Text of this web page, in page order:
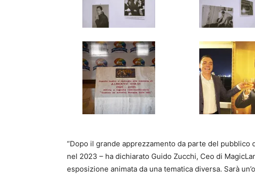
“Dopo il grande apprezzamento da parte del pubblico
nel 2023 – ha dichiarato Guido Zucchi, Ceo di
esposizione animata da una tematica diversa. Sarà